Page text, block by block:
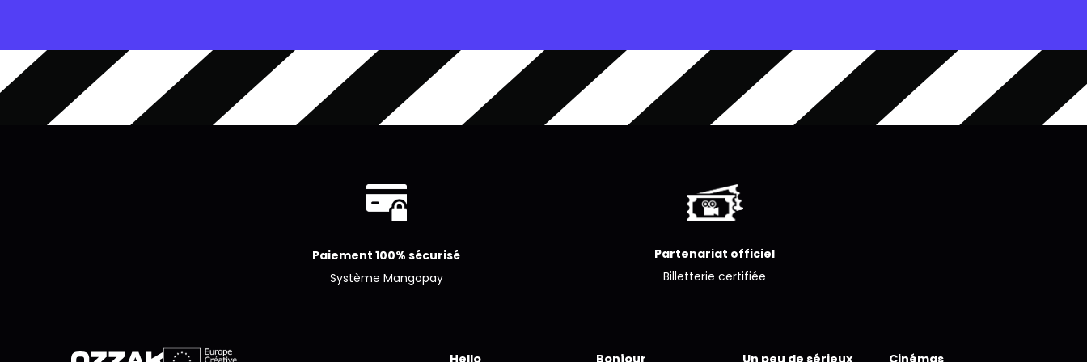
Paiement 100% sécurisé
Système Mangopay
Partenariat officiel
Billetterie certifiée